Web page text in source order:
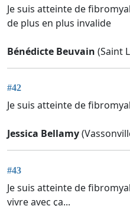
Je suis atteinte de
de plus en plus invalide
Bénédicte Beuvain (Saint
#42
Je suis atteinte de
Jessica Bellamy
#43
Je suis atteinte de
vivre avec ça...